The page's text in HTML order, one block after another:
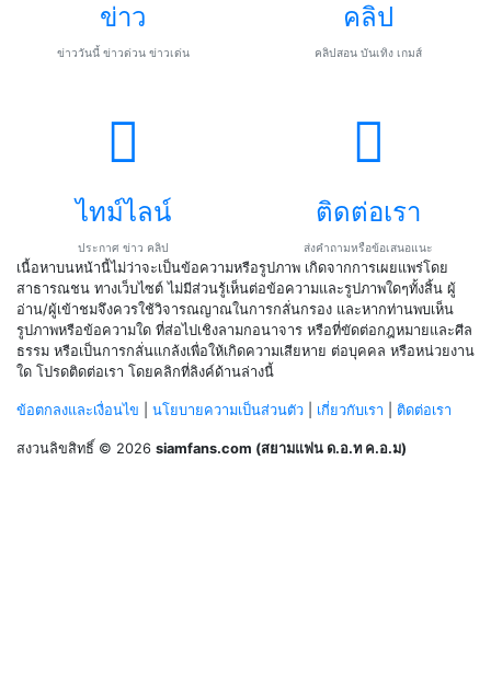
ข่าว
ข่าววันนี้ ข่าวด่วน ข่าวเด่น
คลิป
คลิปสอน บันเทิง เกมส์
ไทม์ไลน์
ประกาศ ข่าว คลิป
ติดต่อเรา
ส่งคำถามหรือข้อเสนอแนะ
เนื้อหาบนหน้านี้ไม่ว่าจะเป็นข้อความหรือรูปภาพ เกิดจากการเผยแพร่โดย
สาธารณชน ทางเว็บไซต์ ไม่มีส่วนรู้เห็นต่อข้อความและรูปภาพใดๆทั้งสิ้น ผู้
อ่าน/ผู้เข้าชมจึงควรใช้วิจารณญาณในการกลั่นกรอง และหากท่านพบเห็น
รูปภาพหรือข้อความใด ที่ส่อไปเชิงลามกอนาจาร หรือที่ขัดต่อกฎหมายและศีล
ธรรม หรือเป็นการกลั่นแกล้งเพื่อให้เกิดความเสียหาย ต่อบุคคล หรือหน่วยงาน
ใด โปรดติดต่อเรา โดยคลิกที่ลิงค์ด้านล่างนี้
ข้อตกลงและเงื่อนไข นโยบายความเป็นส่วนตัว เกี่ยวกับเรา ติดต่อเรา
สงวนลิขสิทธิ์ © 2026 siamfans.com (สยามแฟน ด.อ.ท ค.อ.ม)